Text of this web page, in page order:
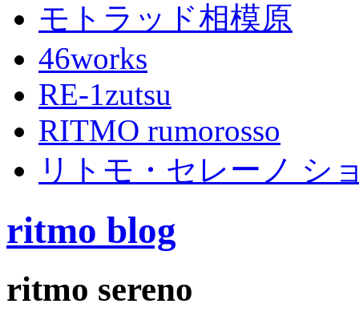
モトラッド相模原
46works
RE-1zutsu
RITMO rumorosso
リトモ・セレーノ シ
ritmo blog
ritmo sereno